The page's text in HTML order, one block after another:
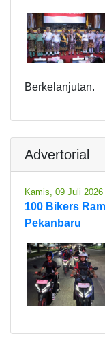
Berkelanjutan.
Advertorial
Kamis, 09 Juli 2026
100 Bikers
Pekanbaru